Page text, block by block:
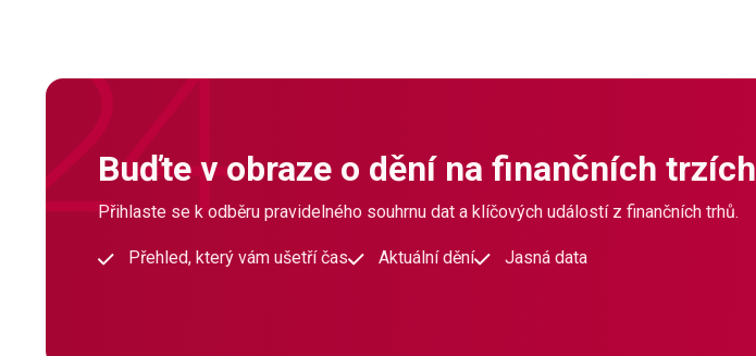
Buďte v obraze o dění na finančních trzích
Přihlaste se k odběru pravidelného souhrnu dat a klíčových událostí z finančních trhů.
Přehled, který vám ušetří čas Aktuální dění Jasná data